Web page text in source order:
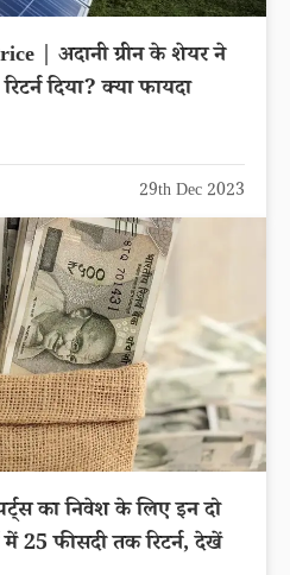
| अदानी ग्रीन के शेयर ने
दिया? क्या फायदा
29th Dec 2023
का निवेश के लिए इन दो
में 25 फीसदी तक रिटर्न, देखें